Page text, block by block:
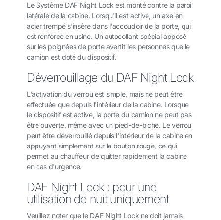
Le Système DAF Night Lock est monté contre la paroi
latérale de la cabine. Lorsqu'il est activé, un axe en
acier trempé s'insère dans l'accoudoir de la porte, qui
est renforcé en usine. Un autocollant spécial apposé
sur les poignées de porte avertit les personnes que le
camion est doté du dispositif.
Déverrouillage du DAF Night Lock
L'activation du verrou est simple, mais ne peut être
effectuée que depuis l'intérieur de la cabine. Lorsque
le dispositif est activé, la porte du camion ne peut pas
être ouverte, même avec un pied-de-biche. Le verrou
peut être déverrouillé depuis l'intérieur de la cabine en
appuyant simplement sur le bouton rouge, ce qui
permet au chauffeur de quitter rapidement la cabine
en cas d'urgence.
DAF Night Lock : pour une
utilisation de nuit uniquement
Veuillez noter que le DAF Night Lock ne doit jamais